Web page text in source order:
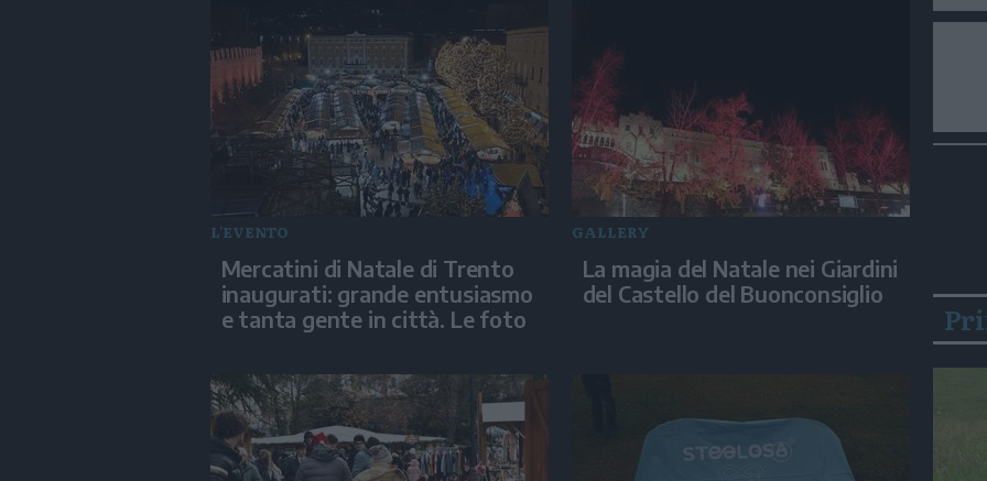
L'EVENTO
Mercatini di Natale di Trento
inaugurati: grande entusiasmo
e tanta gente in città. Le foto
GALLERY
La magia del Natale nei Giardini
del Castello del Buonconsiglio